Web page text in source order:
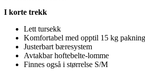
I korte trekk
Lett tursekk
Komfortabel med opptil 15 kg pakning
Justerbart bæresystem
Avtakbar hoftebelte-lomme
Finnes også i størrelse S/M